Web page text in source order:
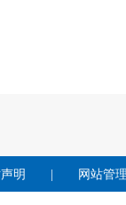
明 网站管理